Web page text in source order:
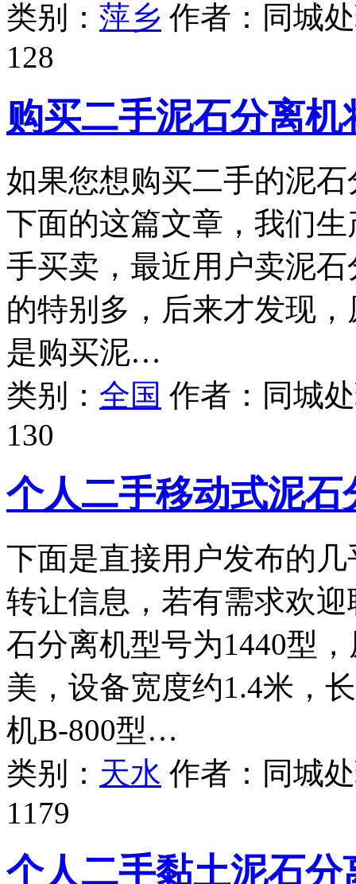
类别： 萍乡 作者： 同城
128
购买二手泥石分离机
如果您想购买二手的泥
下面的这篇文章，我们
手买卖，最近用户卖泥
的特别多，后来才发现
是购买泥…
类别： 全国 作者： 同城
130
个人二手移动式泥
下面是直接用户发布的
转让信息，若有需求欢
石分离机型号为1440型
美，设备宽度约1.4米，
机B-800型…
类别： 天水 作者： 同城
1179
个人二手黏土泥石